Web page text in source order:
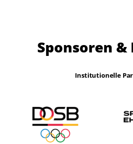
Sponsoren
Institutionelle